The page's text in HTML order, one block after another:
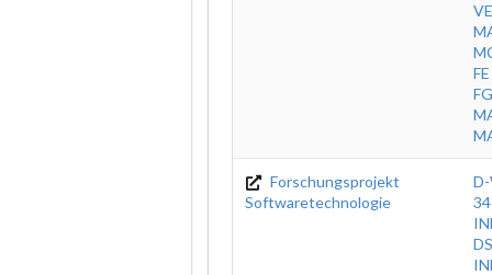
FE
Forschungsprojekt
Softwaretechnologie